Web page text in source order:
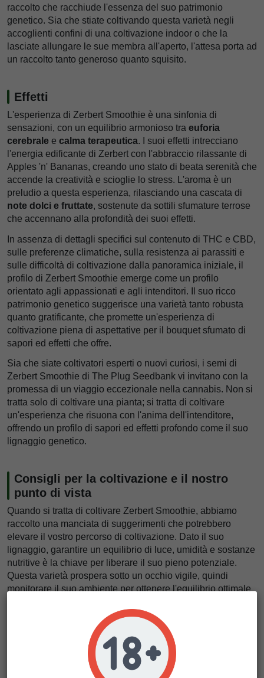
raccolto che racchiude l'essenza del suo patrimonio
genetico. Sia che stiate coltivando questa varietà negli
accoglienti confini di una coltivazione indoor o che la
lasciate allungare le sue membra all'aperto, l'attesa porta ad
un raccolto tanto generoso quanto squisito.
Effetti
L'esperienza di Zerbert Smoothie è una sinfonia di
sensazioni, con un equilibrio armonioso tra euforia
cerebrale e calma terapeutica. I suoi effetti intrecciano
l'energia edificante di Zerbert con l'abbraccio rilassante di
Apples 'n' Bananas, creando uno stato di beata serenità che
accende la creatività e scioglie lo stress. L'aroma è un
preludio a questa esperienza, rilasciando una cascata di
note dolci e fruttate, sostenute da sottili sfumature terrose
che accennano alla profondità dei suoi effetti.
In assenza di dettagli specifici sul contenuto di THC e CBD,
sulle preferenze climatiche, sulla resistenza ai parassiti e
sulle difficoltà di coltivazione dalla panoramica iniziale, il
profilo di Zerbert Smoothie emerge come un profilo
orientato agli appassionati e agli intenditori. Il suo ricco
patrimonio genetico suggerisce una varietà tanto robusta
quanto gratificante, che promette un'esperienza di
coltivazione piena di aspettative per il bouquet sfumato di
sapori ed effetti che offre.
Sia che siate coltivatori esperti o nuovi curiosi, i semi di
Zerbert Smoothie di The Plug Seedbank vi invitano con la
promessa di un viaggio eccezionale nella cannabis. Non si
tratta solo di coltivare una pianta; si tratta di coltivare
un'esperienza che risuona con l'anima dell'intenditore,
offrendo un profilo di sapori ed effetti profondo come il suo
lignaggio genetico.
Consigli per la coltivazione e il nostro
punto di vista
Quando si tratta di coltivare Zerbert Smoothie, abbiamo
raccolto una manciata di suggerimenti che potrebbero
elevare il vostro percorso di coltivazione. Dato il suo
lignaggio, garantire un equilibrio di luce, umidità e sostanze
nutritive è la chiave per liberare il suo pieno potenziale.
Questa varietà prospera sotto un occhio vigile, quindi
monitorare il suo ambiente per ottenere l'equilibrio ottimale
del suo raccolto. Per chi si imbarca in questa avventura
colturale, il nostro consiglio è di prestare molta attenzione
alla fase di fioritura. Sottili variazioni di luce possono
influenzare in modo significativo lo sviluppo di quei
composti aromatici tanto ricercati.